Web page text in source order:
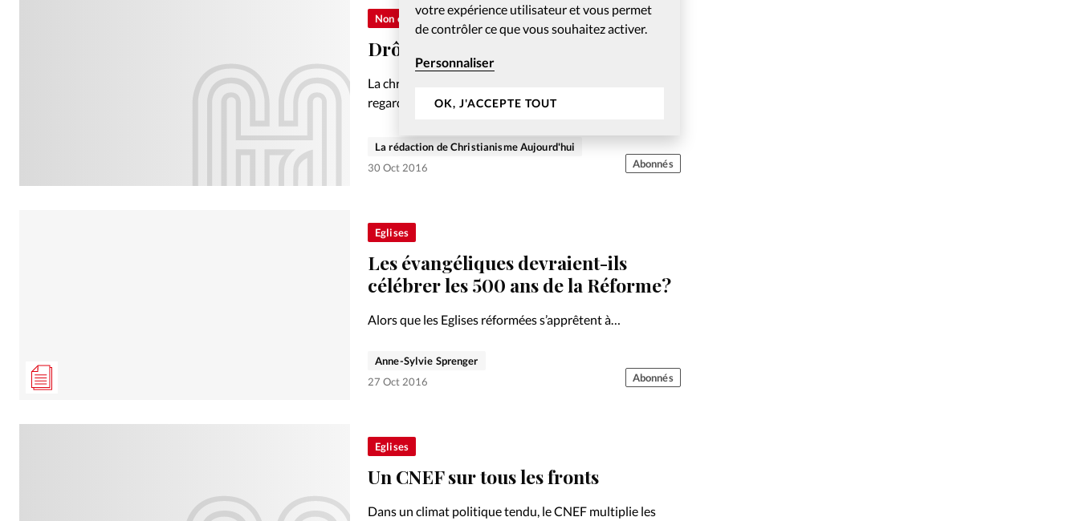
votre expérience utilisateur et vous permet
de contrôler ce que vous souhaitez activer.
Personnaliser
OK, J'ACCEPTE TOUT
Non classé
Drôle de neutralité
La chronique mensuelle d'Hugues Not, qui jette un
regard doux-amer sur le protestantisme et la société.
La rédaction de Christianisme Aujourd'hui
30 Oct 2016
Abonnés
Eglises
Les évangéliques devraient-ils
célébrer les 500 ans de la Réforme?
Alors que les Eglises réformées s’apprêtent à
des évangéliques? Qui sont les héritiers de la Réforme?
Et ces Eglises qui se déclarent au carrefour des
Anne-Sylvie Sprenger
27 Oct 2016
Abonnés
Eglises
Un CNEF sur tous les fronts
Dans un climat politique tendu, le CNEF multiplie les